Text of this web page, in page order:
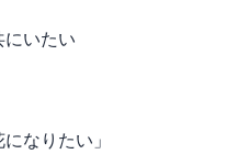
にいたい
なりたい」